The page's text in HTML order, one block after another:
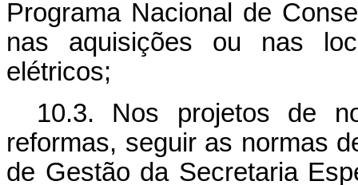
Programa Nacional de
nas aquisições ou nas
elétricos;
10.3. Nos projetos de
reformas, seguir as normas
de Gestão da Secretaria